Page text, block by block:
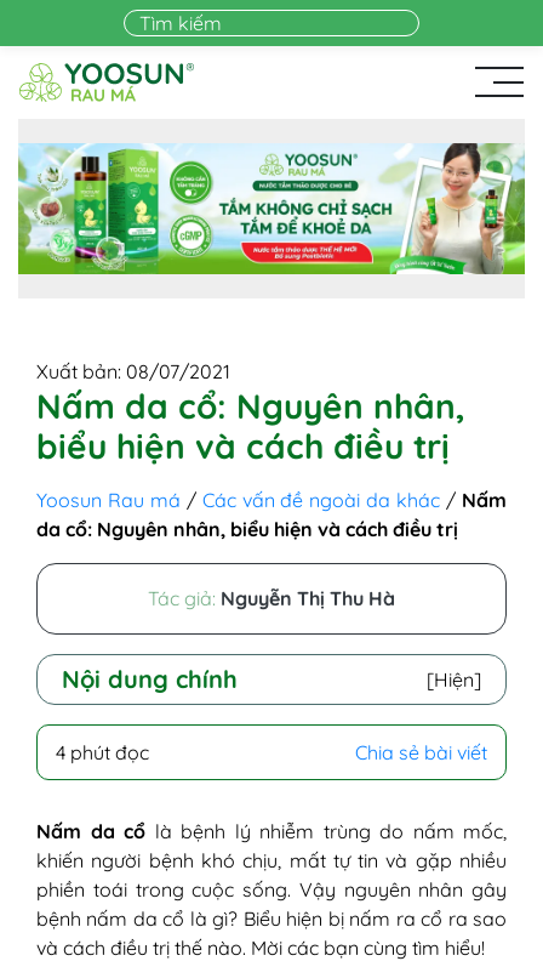
Skip to main content
Xuất bản: 08/07/2021
Nấm da cổ: Nguyên nhân,
biểu hiện và cách điều trị
Yoosun Rau má / Các vấn đề ngoài da khác / Nấm
da cổ: Nguyên nhân, biểu hiện và cách điều trị
Tác giả: Nguyễn Thị Thu Hà
Nội dung chính [Hiện]
II - Nguyên nhân gây bệnh nấm da ở cổ
IV - Cách trị nấm da cổ hiệu quả và an
toàn
1. Trường hợp nhẹ
2. Trường hợp nặng
V - Cách chăm sóc da cổ khi bị nấm
4 phút đọc Chia sẻ bài viết
Nấm da cổ là bệnh lý nhiễm trùng do nấm mốc,
khiến người bệnh khó chịu, mất tự tin và gặp nhiều
phiền toái trong cuộc sống. Vậy nguyên nhân gây
bệnh nấm da cổ là gì? Biểu hiện bị nấm ra cổ ra sao
và cách điều trị thế nào. Mời các bạn cùng tìm hiểu!